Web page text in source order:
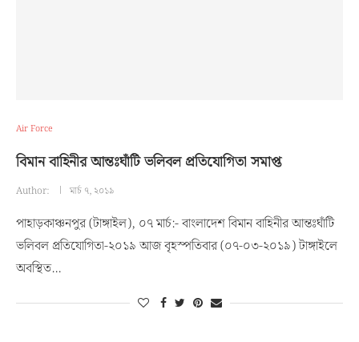
Air Force
বিমান বাহিনীর আন্তঃঘাঁটি ভলিবল প্রতিযোগিতা সমাপ্ত
Author: মার্চ ৭, ২০১৯
পাহাড়কাঞ্চনপুর (টাঙ্গাইল), ০৭ মার্চ:- বাংলাদেশ বিমান বাহিনীর আন্তঃঘাঁটি
ভলিবল প্রতিযোগিতা-২০১৯ আজ বৃহস্পতিবার (০৭-০৩-২০১৯) টাঙ্গাইলে
অবস্থিত…